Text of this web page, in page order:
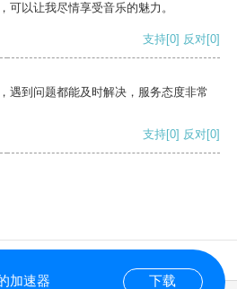
可以让我尽情享受音乐的魅力。
支持[0] 反对[0]
遇到问题都能及时解决，服务态度非常
支持[0] 反对[0]
加速器 下载